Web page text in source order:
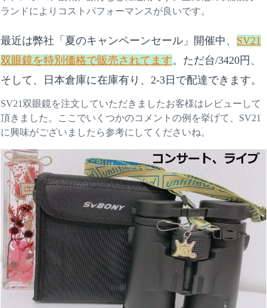
ランドによりコストパフォーマンスが良いです。
最近は弊社「夏のキャンペーンセール」開催中、 SV21
双眼鏡を特別価格で販売されてます。ただ台/3420円、
そして、日本倉庫に在庫有り、2-3日で配達できます。
SV21双眼鏡を注文していただきましたお客様はレビューして
頂きました。ここでいくつかのコメントの例を挙げて、SV21
に興味がございましたら参考にしてくださいね。